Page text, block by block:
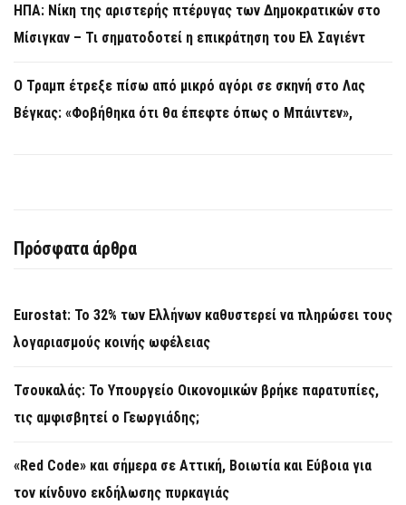
ΗΠΑ: Νίκη της αριστερής πτέρυγας των Δημοκρατικών στο
Μίσιγκαν – Τι σηματοδοτεί η επικράτηση του Ελ Σαγιέντ
Ο Τραμπ έτρεξε πίσω από μικρό αγόρι σε σκηνή στο Λας
Βέγκας: «Φοβήθηκα ότι θα έπεφτε όπως ο Μπάιντεν»,
Πρόσφατα άρθρα
Eurostat: Το 32% των Ελλήνων καθυστερεί να πληρώσει τους
λογαριασμούς κοινής ωφέλειας
Τσουκαλάς: Το Υπουργείο Οικονομικών βρήκε παρατυπίες,
τις αμφισβητεί ο Γεωργιάδης;
«Red Code» και σήμερα σε Αττική, Βοιωτία και Εύβοια για
τον κίνδυνο εκδήλωσης πυρκαγιάς